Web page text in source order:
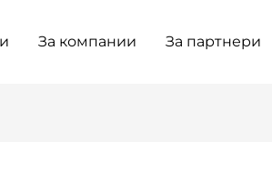
За компании За партнери